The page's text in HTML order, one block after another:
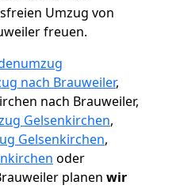
Umzug von
freuen.
nach Brauweiler,
nach Brauweiler,
Gelsenkirchen,
Gelsenkirchen,
oder
planen wir